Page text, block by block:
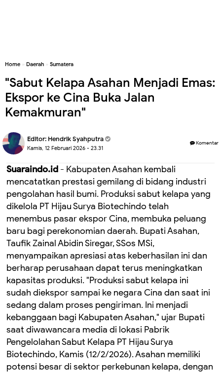
Home » Daerah » Sumatera
"Sabut Kelapa Asahan Menjadi Emas:
Ekspor ke Cina Buka Jalan
Kemakmuran"
Editor: Hendrik Syahputra
Kamis, 12 Februari 2026 - 23.31
Komentar
Suaraindo.id - Kabupaten Asahan kembali
mencatatkan prestasi gemilang di bidang industri
pengolahan hasil bumi. Produksi sabut kelapa yang
dikelola PT Hijau Surya Biotechindo telah
menembus pasar ekspor Cina, membuka peluang
baru bagi perekonomian daerah. Bupati Asahan,
Taufik Zainal Abidin Siregar, SSos MSi,
menyampaikan apresiasi atas keberhasilan ini dan
berharap perusahaan dapat terus meningkatkan
kapasitas produksi. "Produksi sabut kelapa ini
sudah diekspor sampai ke negara Cina dan saat ini
sedang dalam proses pengiriman. Ini menjadi
kebanggaan bagi Kabupaten Asahan," ujar Bupati
saat diwawancara media di lokasi Pabrik
Pengelolahan Sabut Kelapa PT Hijau Surya
Biotechindo, Kamis (12/2/2026). Asahan memiliki
potensi besar di sektor perkebunan kelapa, dengan